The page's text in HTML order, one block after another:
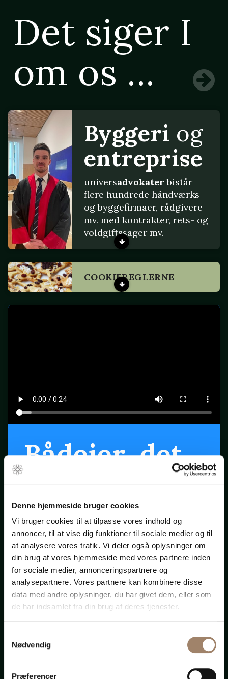
Denne hjemmeside bruger cookies
Vi bruger cookies til at tilpasse vores indhold og
annoncer, til at vise dig funktioner til sociale medier og til
at analysere vores trafik. Vi deler også oplysninger om
din brug af vores hjemmeside med vores partnere inden
for sociale medier, annonceringspartnere og
analysepartnere. Vores partnere kan kombinere disse
data med andre oplysninger, du har givet dem, eller som
de har indsamlet fra din brug af deres tjenester.
Nødvendig
Præferencer
Det siger I
om os ...
Byggeri og
entreprise
universadvokater bistår
flere hundrede håndværks-
og byggefirmaer, rådgivere
mv. med kontrakter, rets- og
voldgiftssager mv.
COOKIEREGLERNE
Bådejer, det
er snart
forår ...
Klik på startpilen ovenfor
Bådadvokaten.dk
Advokat-